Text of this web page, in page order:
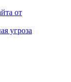
от
угроза